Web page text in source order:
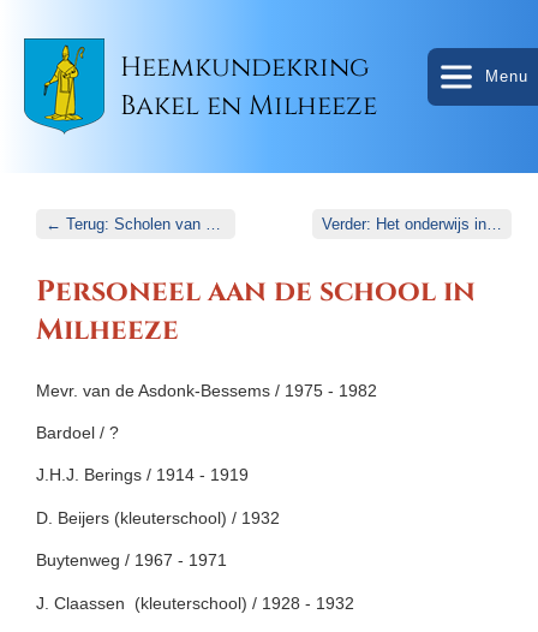
Heemkundekring
Bakel en Milheeze
Menu
Personeel aan de school in
Milheeze
Mevr. van de Asdonk-Bessems / 1975 - 1982
Bardoel / ?
J.H.J. Berings / 1914 - 1919
D. Beijers (kleuterschool) / 1932
Buytenweg / 1967 - 1971
J. Claassen (kleuterschool) / 1928 - 1932